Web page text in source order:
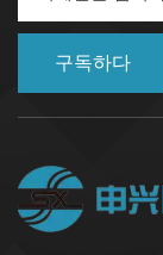
구독하다